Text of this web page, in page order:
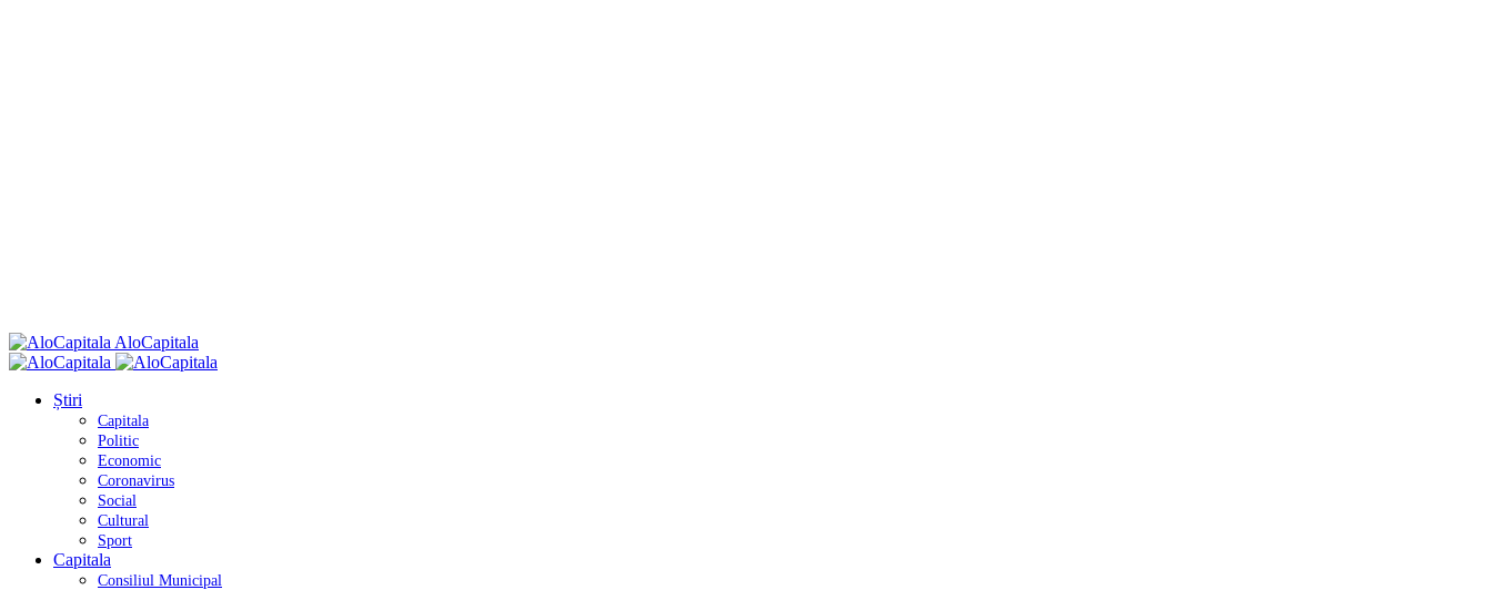
AloCapitala
Știri
Capitala
Politic
Economic
Coronavirus
Social
Cultural
Sport
Capitala
Consiliul Municipal